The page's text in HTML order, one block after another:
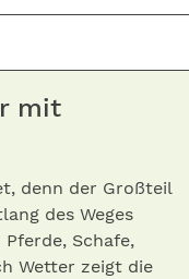
mit
denn der Großteil
des Weges
Schafe,
Wetter zeigt die